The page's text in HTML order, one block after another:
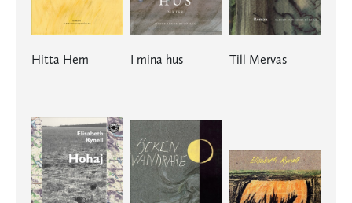
Hitta Hem I mina hus Till Mervas